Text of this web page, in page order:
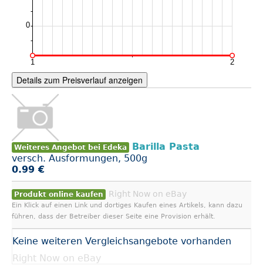
Details zum Preisverlauf anzeigen
Weiteres Angebot bei Edeka
Barilla Pasta
versch. Ausformungen, 500g
0.99 €
Produkt online kaufen Right Now on eBay
Ein Klick auf einen Link und dortiges Kaufen eines Artikels, kann dazu
führen, dass der Betreiber dieser Seite eine Provision erhält.
Keine weiteren Vergleichsangebote vorhanden
Right Now on eBay